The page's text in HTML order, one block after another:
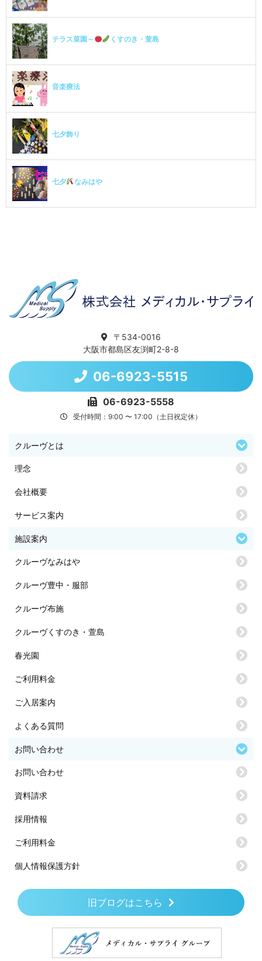
テラス菜園～ くすのき・萱島
音楽療法
七夕飾り
七夕 なみはや
〒534-0016
大阪市都島区友渕町2-8-8
06-6923-5515
06-6923-5558
受付時間：9:00 〜 17:00（土日祝定休）
クルーヴとは
理念
会社概要
サービス案内
施設案内
クルーヴなみはや
クルーヴ豊中・服部
クルーヴ布施
クルーヴくすのき・萱島
春光園
ご利用料金
ご入居案内
よくある質問
お問い合わせ
お問い合わせ
資料請求
採用情報
ご利用料金
個人情報保護方針
旧ブログはこちら